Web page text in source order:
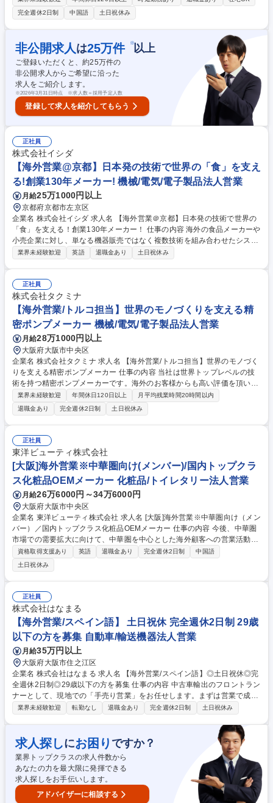
活動を通じて市場を切り拓く役割をお任せします。 【詳細】・代理店を通
じた中国市場での営業活動・需要創造・現地法人の体制構築、EC販売、S
NSでの情報発信・OEM候補先との交渉、契約業務、現地製造の推進・商
品問合せや見積対応、営業事務との連携 【魅力】世界が認めたデザイン商
品を武器に、中国市場の開拓を一気通貫で主導できます。将来的には海外
駐在の可能性もあり、上場企業の安定基盤と裁量の大きさのもと、グロー
バルキャリアを築けます。 募集職種 【大阪/海外営業(中国部門】◆中国語
スキル/新規開拓営業経験歓迎◆年休125日
完全週休2日制
中国語 土日祝休み
非公開求人 は25万件 ※以上
ご登録いただくと、約25万件の
非公開求人からご希望に沿った
求人をご紹介します。
※2026年3月31日時点 ※求人数＝採用予定人数
登録して求人を紹介してもらう
正社員
株式会社イシダ
【海外営業@京都】日本発の技術で世界の「食」を支え
る!創業130年メーカー! 機械/電気/電子製品法人営業
月給25万1000円以上
京都府京都市左京区
企業名 株式会社イシダ 求人名 【海外営業＠京都】日本発の技術で世界の
「食」を支える！創業130年メーカー！ 仕事の内容 海外の食品メーカーや
小売企業に対し、単なる機器販売ではなく複数技術を組み合わせたシステ
ム提案を行い、代理店等と連携しながら課題解決を導くグローバルなソリ
の課題を深くヒアリングし、最適な仕様や解決策を立案 ・海外の代理店や
関連企業と密に連携し、営業同行やトラブル対応を実施 ・社内の技術部門
と調整し、総合的なソリューションを構築 ・受発注や貿易実務をはじめ、
代理店のサポートと育成 出張で現地のニーズを把握し、プロジェクトを力
強く推進します。 募集職種 【海外営業＠京都】日本発の技術で世界の
「食」を支える！創業130年メーカー！
業界未経験歓迎 英語 退職金あり 土日祝休み
正社員
株式会社タクミナ
【海外営業/トルコ担当】世界のモノづくりを支える精
密ポンプメーカー 機械/電気/電子製品法人営業
月給28万1000円以上
大阪府大阪市中央区
企業名 株式会社タクミナ 求人名 【海外営業/トルコ担当】世界のモノづく
りを支える精密ポンプメーカー 仕事の内容 当社は世界トップレベルの技
術を持つ精密ポンプメーカーです。海外のお客様からも高い評価を頂いて
おり、更なる販路拡大を計画しています。製品に関する専門知識は入社後
に習得頂くのでご安心ください。 【担当エリア】トルコ ※トルコへの出
張可能性有 【業務内容】■仕様打合せ、見積書・提案書の作成など ■新規
代理店の開拓、既存代理店からの受注・問い合わせに対する対応 【入社後
は】まずは製品理解のために生産本部(兵庫県朝来市)にて研修を予定して
おります。その後、実業務(トルコ市場の開拓)をお任せしたいと考えてお
ります。 募集職種 【海外営業/トルコ担当】世界のモノづくりを支える精
密ポンプメーカー
業界未経験歓迎 年間休日120日以上
月平均残業時間20時間以内
退職金あり
完全週休2日制 土日祝休み
正社員
東洋ビューティ株式会社
[大阪]海外営業※中華圏向け(メンバー)/国内トップクラ
ス化粧品OEMメーカー 化粧品/トイレタリー法人営業
月給26万6000円～34万6000円
大阪府大阪市中央区
企業名 東洋ビューティ株式会社 求人名 [大阪]海外営業※中華圏向け（メン
バー）／国内トップクラス化粧品OEMメーカー 仕事の内容 今後、中華圏
市場での需要拡大に向けて、中華圏を中心とした海外顧客への営業活動を
担当いただきます。既存深耕から新規開拓、企画提案、商品設計、生産管
理、輸出入対応まで幅広く活躍できるポジションです。 【業務内容】 ・
中華圏顧客へのルート営業 ・中華圏新規顧客の開拓 ・新規取引先の企画
提案・受注促進 ・新製品の提案、見積作成・製品 ・商品の輸出入業務・
市場動向、競合情報の収集・分析 募集職種 [大阪]海外営業※中華圏向け
（メンバー）／国内トップクラス化粧品OEMメーカー
資格取得支援あり 英語 退職金あり 完全週休2日制
中国語
土日祝休み
正社員
株式会社はなまる
【海外営業/スペイン語】 土日祝休 完全週休2日制 29歳
以下の方を募集 自動車/輸送機器法人営業
月給35万円以上
大阪府大阪市住之江区
企業名 株式会社はなまる 求人名 【海外営業/スペイン語】◎土日祝休◎完
全週休2日制◎29歳以下の方を募集 仕事の内容 中古車輸出のフロントラン
ナーとして、現地での「手売り営業」をお任せします。まずは営業で成果
を出していただき、ゆくゆくはチームを統括し、販売戦略の企画・考案に
現地開拓営業：3週間単位の海外出張を通じ、現地ディーラー等への直接
アプローチ、関係構築、販売を行います。 【将来的にお任せする業務】 ■
販売戦略： 自社ECサイトの改修に合わせ、Webとリアルを融合させた販
売促進を企画・実行します。 募集職種 【海外営業/スペイン語】◎土日祝
休◎完全週休2日制◎29歳以下の方を募集
業界未経験歓迎 転勤なし 退職金あり 完全週休2日制 土日祝休み
求人探しにお困り ですか？
業界トップクラスの求人件数から
あなたの力を最大限に発揮できる
求人探しをお手伝いします。
アドバイザーに相談する